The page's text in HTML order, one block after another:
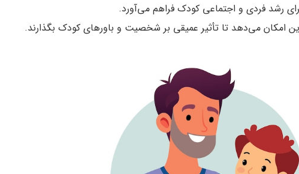
رشد فردی و اجتماعی کودک فراهم می‌آورد.
امکان می‌دهد تا تأثیر عمیقی بر شخصیت و باورهای کودک بگذارند.